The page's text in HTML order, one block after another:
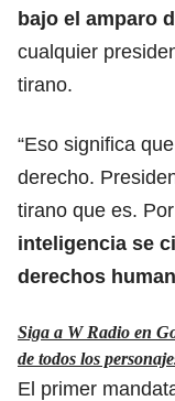
bajo el amparo
cualquier
tirano.
“Eso significa
derecho.
tirano que es.
inteligencia se
derechos
Siga a W Radio en
de todos los
El primer